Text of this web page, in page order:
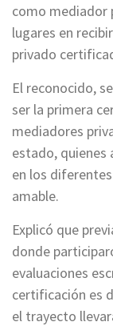
como mediador
lugares en
privado
El reconocido,
ser la primera
mediadores
estado, quienes
en los
amable.
Explicó que
donde
evaluaciones
certificación es
el trayecto